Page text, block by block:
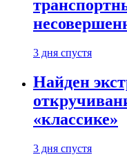
3 дня спустя
Найден
«классике»
3 дня спустя